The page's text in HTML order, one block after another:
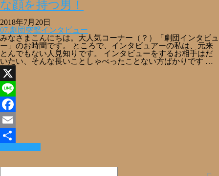
な顔を持つ男！
2018年7月20日
07.劇団突撃インタビュー
みなさまこんにちは。大人気コーナー（？）「劇団インタビュ
ー」のお時間です。 ところで、インタビュアーの私は、元来
とんでもない人見知りです。 インタビューをするお相手はだ
いたい、そんな長いことしゃべったことない方ばかりです …
X
Line
Facebook
Email
共
有